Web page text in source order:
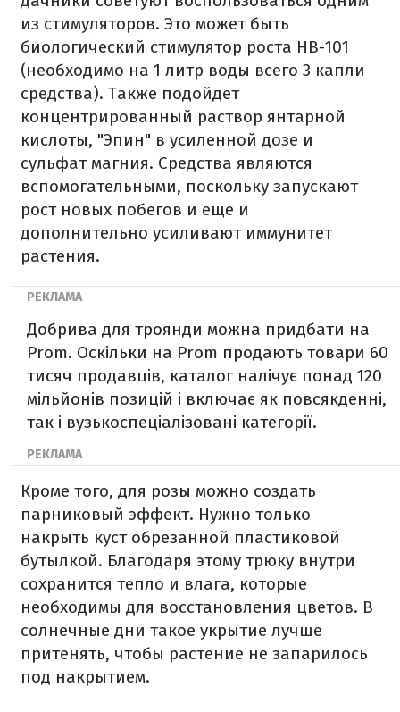
из стимуляторов. Это может быть
биологический стимулятор роста НВ-101
(необходимо на 1 литр воды всего 3 капли
средства). Также подойдет
концентрированный раствор янтарной
кислоты, "Эпин" в усиленной дозе и
сульфат магния. Средства являются
вспомогательными, поскольку запускают
рост новых побегов и еще и
дополнительно усиливают иммунитет
растения.
Добрива для троянди можна придбати на
Prom. Оскільки на Prom продають товари 60
тисяч продавців, каталог налічує понад 120
мільйонів позицій і включає як повсякденні,
так і вузькоспеціалізовані категорії.
Кроме того, для розы можно создать
парниковый эффект. Нужно только
накрыть куст обрезанной пластиковой
бутылкой. Благодаря этому трюку внутри
сохранится тепло и влага, которые
необходимы для восстановления цветов. В
солнечные дни такое укрытие лучше
притенять, чтобы растение не запарилось
под накрытием.